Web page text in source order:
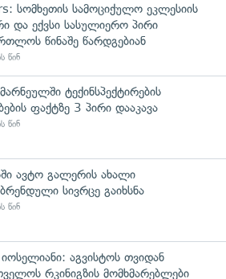
სომხეთის სამოციქულო ეკლესიის
და ექვსი სასულიერო პირი
წინაშე წარდგებიან
წინ
ტექინსპექტირების
ფაქტზე 3 პირი დააკავა
წინ
ავტო გალერის ახალი
სივრცე გაიხსნა
წინ
აგვისტოს თვიდან
რკინიგზის მომხმარებლები